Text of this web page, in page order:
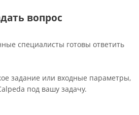
вопрос
специалисты готовы ответить
задание или входные параметры,
под вашу задачу.